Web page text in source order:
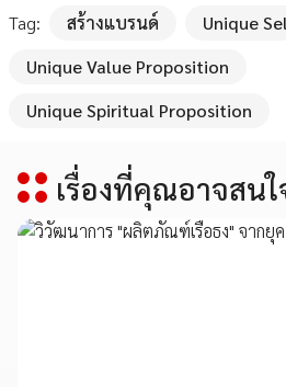
Tag: สร้างแบรนด์
Unique
Unique Value Proposition
Unique Spiritual Proposition
เรื่องที่คุณอาจสนใ